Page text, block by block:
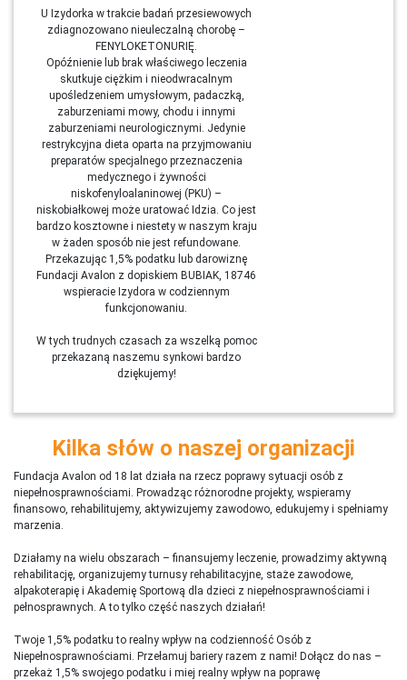
U Izydorka w trakcie badań przesiewowych
zdiagnozowano nieuleczalną chorobę –
FENYLOKETONURIĘ.
Opóźnienie lub brak właściwego leczenia
skutkuje ciężkim i nieodwracalnym
upośledzeniem umysłowym, padaczką,
zaburzeniami mowy, chodu i innymi
zaburzeniami neurologicznymi. Jedynie
restrykcyjna dieta oparta na przyjmowaniu
preparatów specjalnego przeznaczenia
medycznego i żywności
niskofenyloalaninowej (PKU) –
niskobiałkowej może uratować Idzia. Co jest
bardzo kosztowne i niestety w naszym kraju
w żaden sposób nie jest refundowane.
Przekazując 1,5% podatku lub darowiznę
Fundacji Avalon z dopiskiem BUBIAK, 18746
wspieracie Izydora w codziennym
funkcjonowaniu.
W tych trudnych czasach za wszelką pomoc
przekazaną naszemu synkowi bardzo
dziękujemy!
Kilka słów o naszej organizacji
Fundacja Avalon od 18 lat działa na rzecz poprawy sytuacji osób z
niepełnosprawnościami. Prowadząc różnorodne projekty, wspieramy
finansowo, rehabilitujemy, aktywizujemy zawodowo, edukujemy i spełniamy
marzenia.
Działamy na wielu obszarach – finansujemy leczenie, prowadzimy aktywną
rehabilitację, organizujemy turnusy rehabilitacyjne, staże zawodowe,
alpakoterapię i Akademię Sportową dla dzieci z niepełnosprawnościami i
pełnosprawnych. A to tylko część naszych działań!
Twoje 1,5% podatku to realny wpływ na codzienność Osób z
Niepełnosprawnościami. Przełamuj bariery razem z nami! Dołącz do nas –
przekaż 1,5% swojego podatku i miej realny wpływ na poprawę